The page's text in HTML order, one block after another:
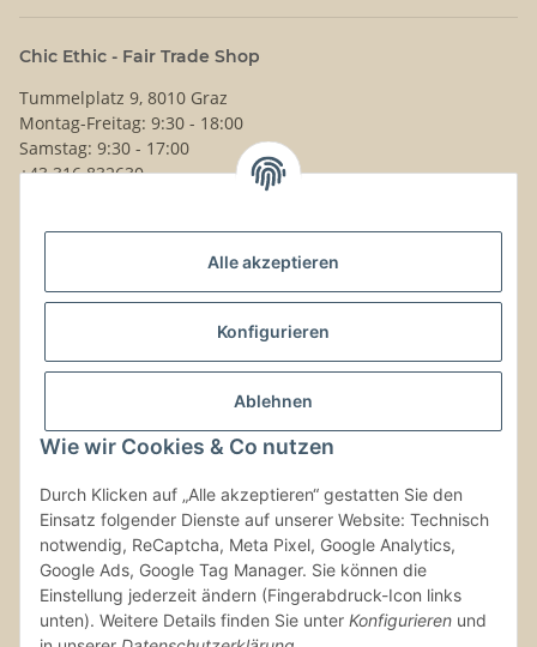
Alle akzeptieren
Konfigurieren
Ablehnen
Wie wir Cookies & Co nutzen
Durch Klicken auf „Alle akzeptieren“ gestatten Sie den
Einsatz folgender Dienste auf unserer Website: Technisch
notwendig, ReCaptcha, Meta Pixel, Google Analytics,
Google Ads, Google Tag Manager. Sie können die
Einstellung jederzeit ändern (Fingerabdruck-Icon links
unten). Weitere Details finden Sie unter Konfigurieren und
Chic Ethic - Fair Trade Shop
Tummelplatz 9, 8010 Graz
Montag-Freitag: 9:30 - 18:00
Samstag: 9:30 - 17:00
+43 316 832630
Kontaktinformationen
Vertrag widerrufen